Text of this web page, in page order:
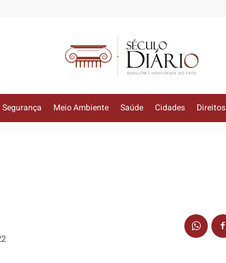
Segurança Meio Ambiente Saúde Cidades Direitos